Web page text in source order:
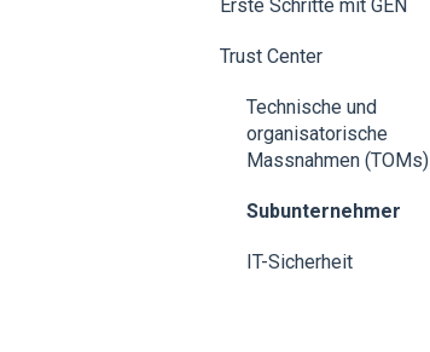
Erste Schritte mit GEN
Erster Schritt zu GEN
Trust Center
Technische und
organisatorische
Massnahmen (TOMs)
Subunternehmer
IT-Sicherheit